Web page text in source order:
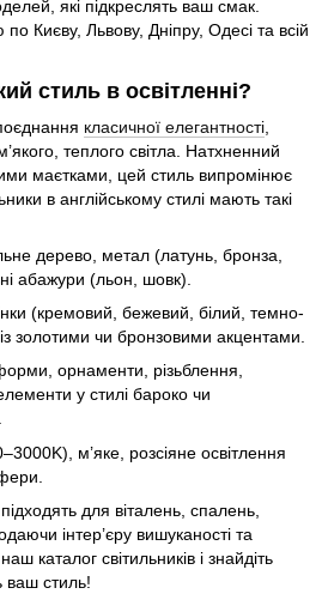
які підкреслять ваш смак.
Києву, Львову, Дніпру, Одесі та всій
стиль в освітленні?
класичної елегантності
теплого світла. Натхненний
маєтками, цей стиль випромінює
в англійському стилі мають такі
дерево, метал (латунь, бронза,
абажури (льон, шовк).
(кремовий, бежевий, білий, темно-
золотими чи бронзовими акцентами.
орнаменти, різьблення,
у стилі бароко чи
м’яке, розсіяне освітлення
для віталень, спалень,
інтер’єру вишуканості та
каталог світильників і знайдіть
ваш стиль!